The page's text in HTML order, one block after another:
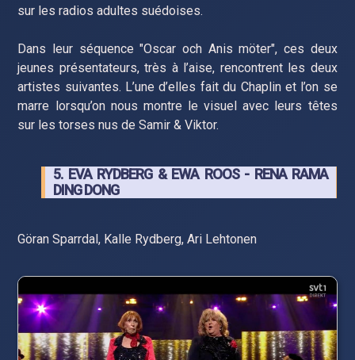
sur les radios adultes suédoises.
Dans leur séquence "Oscar och Anis möter", ces deux
jeunes présentateurs, très à l’aise, rencontrent les deux
artistes suivantes. L’une d’elles fait du Chaplin et l’on se
marre lorsqu’on nous montre le visuel avec leurs têtes
sur les torses nus de Samir & Viktor.
5. EVA RYDBERG & EWA ROOS - RENA RAMA
DING DONG
Göran Sparrdal, Kalle Rydberg, Ari Lehtonen